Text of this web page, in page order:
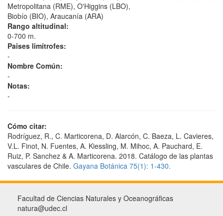
Metropolitana (RME), O'Higgins (LBO),
Biobío (BIO), Araucanía (ARA)
Rango altitudinal:
0-700 m.
Paises limítrofes:
-
Nombre Común:
-
Notas:
-
Cómo citar:
Rodríguez, R., C. Marticorena, D. Alarcón, C. Baeza, L. Cavieres,
V.L. Finot, N. Fuentes, A. Kiessling, M. Mihoc, A. Pauchard, E.
Ruiz, P. Sanchez & A. Marticorena. 2018. Catálogo de las plantas
vasculares de Chile. Gayana Botánica 75(1): 1-430.
Facultad de Ciencias Naturales y Oceanográficas
natura@udec.cl